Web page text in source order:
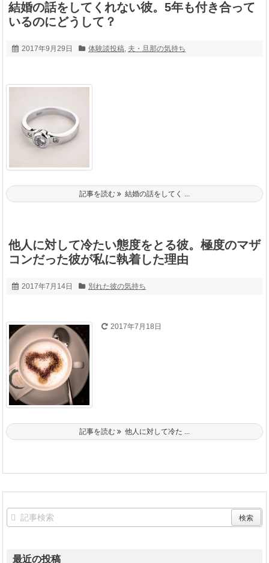
結婚の話をしてくれない彼。5年も付き合って
いるのにどうして？
2017年9月29日 体験談投稿, 夫・旦那の気持ち
記事を読む 結婚の話をしてく ...
他人に対して冷たい態度をとる彼。極度のマザ
コンだった彼が私に執着した理由
2017年7月14日 別れた彼の気持ち
2017年7月18日
記事を読む 他人に対して冷た ...
最近の投稿